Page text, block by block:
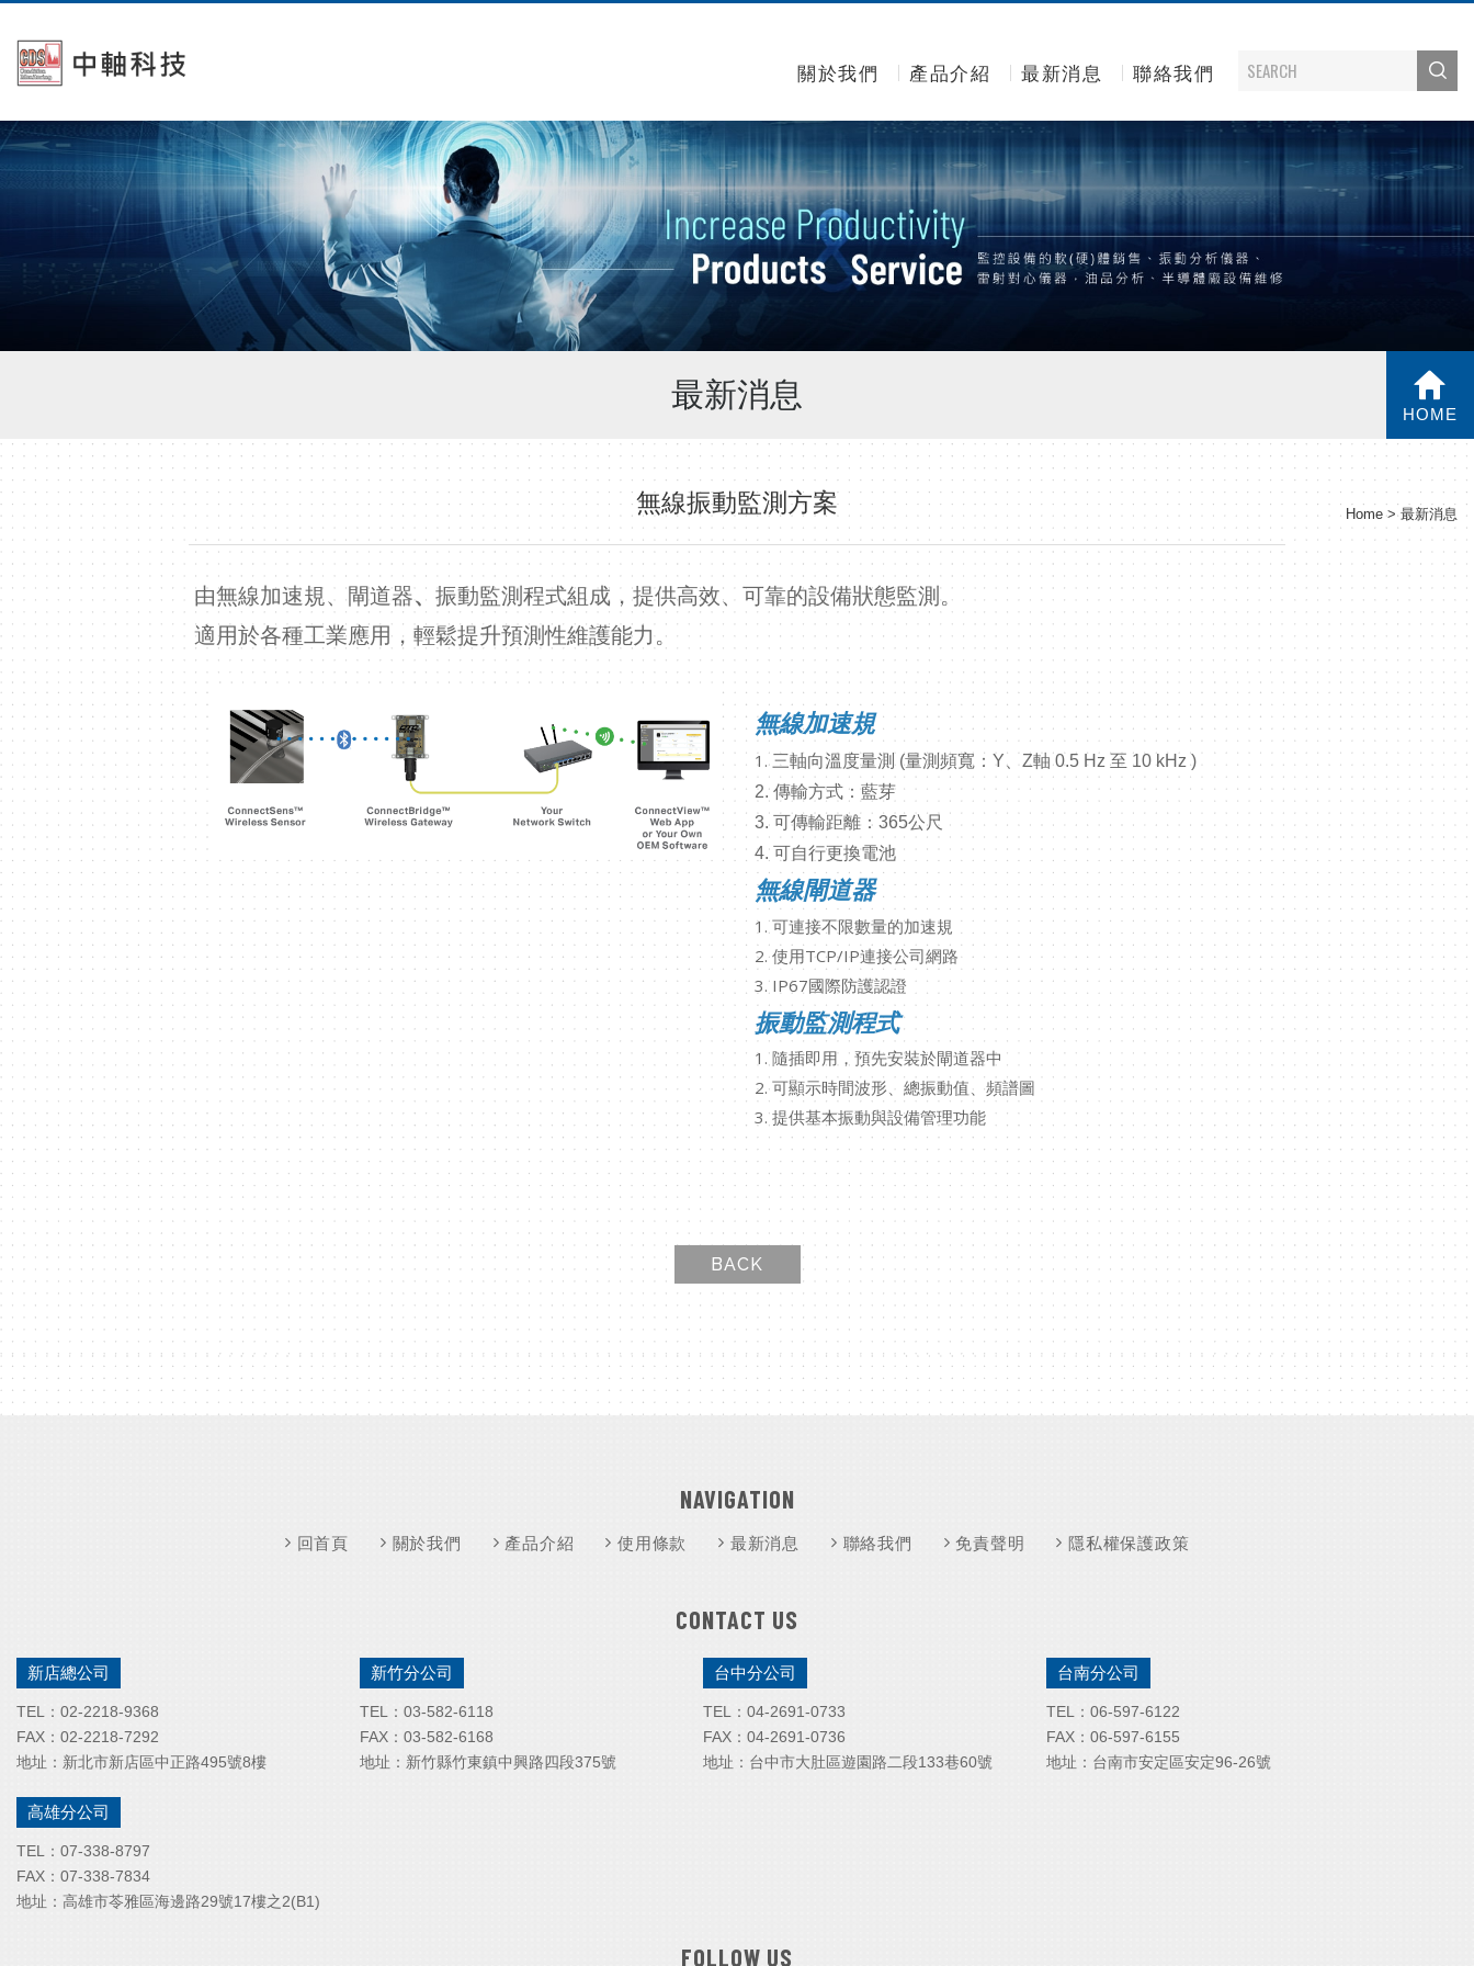
關於我們 產品介紹 最新消息 聯絡我們
最新消息
HOME
Home 最新消息
無線振動監測方案
由無線加速規、閘道器、 振動監測程式組成，提供高效、可靠的設備狀態監測。
適用於各種工業應用，輕鬆提升預測性維護能力。
無線加速規
1.三軸向溫度量測 (量測頻寬：Y、Z軸 0.5 Hz 至 10 kHz )
2.傳輸方式：藍芽
3.可傳輸距離：365公尺
4.可自行更換電池
無線閘道器
1. 可連接不限數量的加速規
2. 使用TCP/IP連接公司網路
3. IP67國際防護認證
振動監測程式
1. 隨插即用，預先安裝於閘道器中
2. 可顯示時間波形、總振動值、頻譜圖
3. 提供基本振動與設備管理功能
BACK
NAVIGATION
回首頁 關於我們 產品介紹 使用條款 最新消息 聯絡我們 免責聲明 隱私權保護政策
CONTACT US
新店總公司
TEL： 02-2218-9368
FAX： 02-2218-7292
地址： 新北市新店區中正路495號8樓
新竹分公司
TEL： 03-582-6118
FAX： 03-582-6168
地址： 新竹縣竹東鎮中興路四段375號
台中分公司
TEL： 04-2691-0733
FAX： 04-2691-0736
地址： 台中市大肚區遊園路二段133巷60號
台南分公司
TEL： 06-597-6122
FAX： 06-597-6155
地址： 台南市安定區安定96-26號
高雄分公司
TEL： 07-338-8797
FAX： 07-338-7834
地址： 高雄市苓雅區海邊路29號17樓之2(B1)
FOLLOW US